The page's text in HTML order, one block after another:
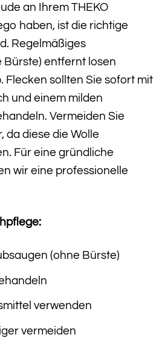
an Ihrem THEKO
haben, ist die richtige
Regelmäßiges
Bürste) entfernt losen
Flecken sollten Sie sofort mit
und einem milden
Vermeiden Sie
da diese die Wolle
Für eine gründliche
wir eine professionelle
(ohne Bürste)
verwenden
vermeiden